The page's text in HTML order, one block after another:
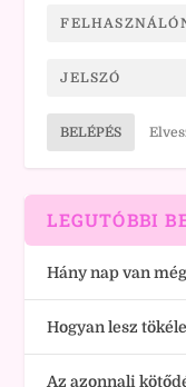
BELÉPÉS
LEGUTÓBBI
Hány nap van
Hogyan lesz
Az azonnali